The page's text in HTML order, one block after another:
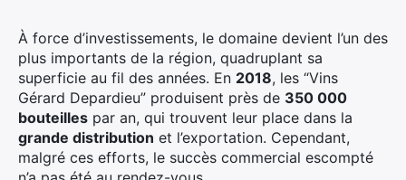
À force d’investissements, le domaine devient l’un des
plus importants de la région, quadruplant sa
superficie au fil des années. En 2018, les “Vins
Gérard Depardieu” produisent près de 350 000
bouteilles par an, qui trouvent leur place dans la
grande distribution et l’exportation. Cependant,
malgré ces efforts, le succès commercial escompté